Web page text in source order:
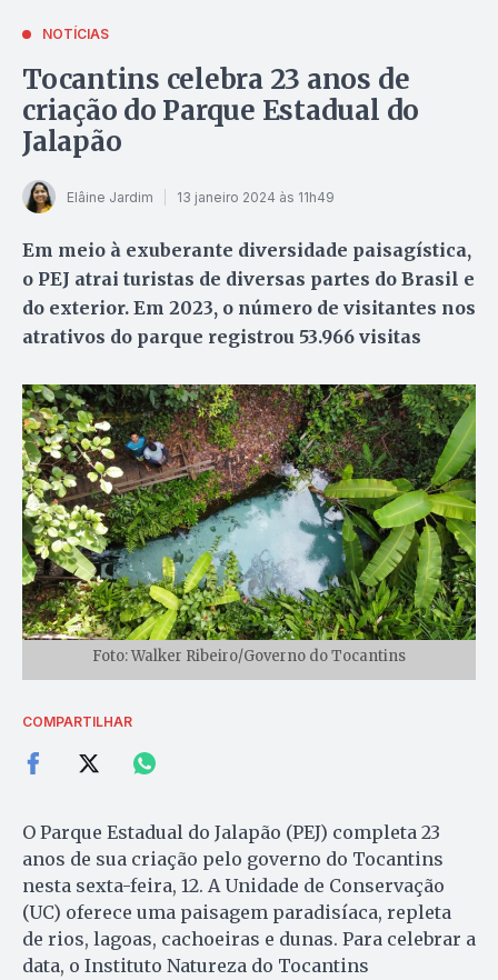
NOTÍCIAS
Tocantins celebra 23 anos de
criação do Parque Estadual do
Jalapão
Elâine Jardim 13 janeiro 2024 às 11h49
Em meio à exuberante diversidade paisagística,
o PEJ atrai turistas de diversas partes do Brasil e
do exterior. Em 2023, o número de visitantes nos
atrativos do parque registrou 53.966 visitas
Foto: Walker Ribeiro/Governo do Tocantins
COMPARTILHAR
O Parque Estadual do Jalapão (PEJ) completa 23
anos de sua criação pelo governo do Tocantins
nesta sexta-feira, 12. A Unidade de Conservação
(UC) oferece uma paisagem paradisíaca, repleta
de rios, lagoas, cachoeiras e dunas. Para celebrar a
data, o Instituto Natureza do Tocantins